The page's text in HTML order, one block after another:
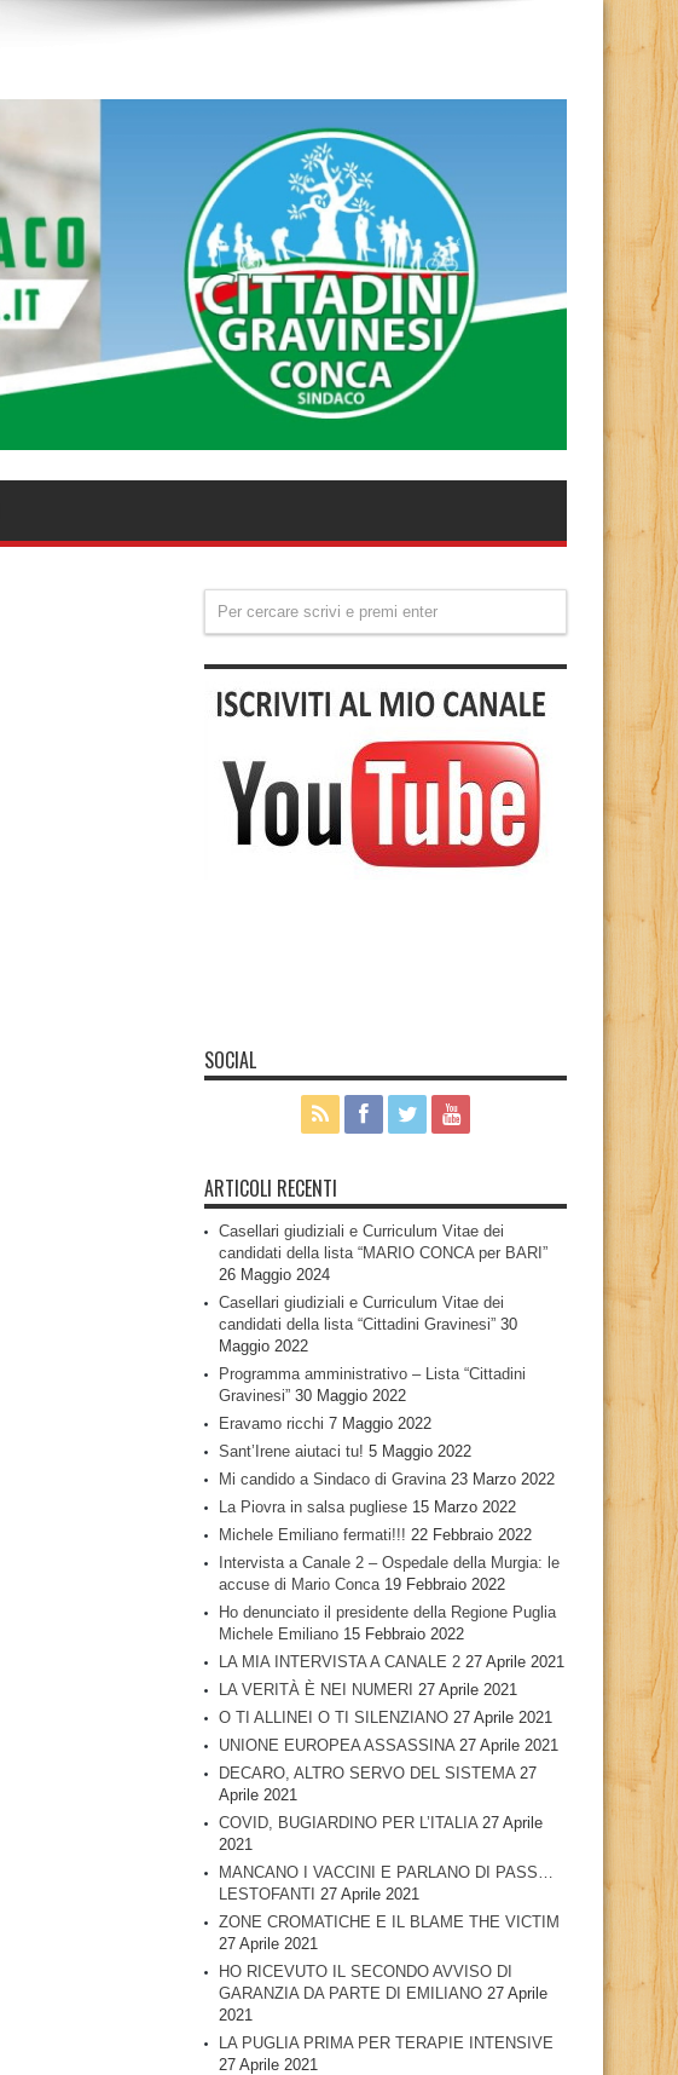
SOCIAL
ARTICOLI RECENTI
Casellari giudiziali e Curriculum Vitae dei
candidati della lista “MARIO CONCA per BARI”
26 Maggio 2024
Casellari giudiziali e Curriculum Vitae dei
candidati della lista “Cittadini Gravinesi” 30
Maggio 2022
Programma amministrativo – Lista “Cittadini
Gravinesi” 30 Maggio 2022
Eravamo ricchi 7 Maggio 2022
Sant’Irene aiutaci tu! 5 Maggio 2022
Mi candido a Sindaco di Gravina 23 Marzo 2022
La Piovra in salsa pugliese 15 Marzo 2022
Michele Emiliano fermati!!! 22 Febbraio 2022
Intervista a Canale 2 – Ospedale della Murgia: le
accuse di Mario Conca 19 Febbraio 2022
Ho denunciato il presidente della Regione Puglia
Michele Emiliano 15 Febbraio 2022
LA MIA INTERVISTA A CANALE 2 27 Aprile 2021
LA VERITÀ È NEI NUMERI 27 Aprile 2021
O TI ALLINEI O TI SILENZIANO 27 Aprile 2021
UNIONE EUROPEA ASSASSINA 27 Aprile 2021
DECARO, ALTRO SERVO DEL SISTEMA 27
Aprile 2021
COVID, BUGIARDINO PER L’ITALIA 27 Aprile
2021
MANCANO I VACCINI E PARLANO DI PASS…
LESTOFANTI 27 Aprile 2021
ZONE CROMATICHE E IL BLAME THE VICTIM
27 Aprile 2021
HO RICEVUTO IL SECONDO AVVISO DI
GARANZIA DA PARTE DI EMILIANO 27 Aprile
2021
LA PUGLIA PRIMA PER TERAPIE INTENSIVE
27 Aprile 2021